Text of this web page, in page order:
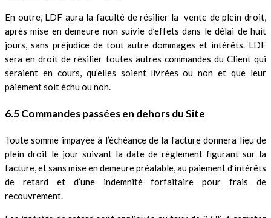
En outre, LDF aura la faculté de résilier la vente de plein droit,
après mise en demeure non suivie d’effets dans le délai de huit
jours, sans préjudice de tout autre dommages et intérêts. LDF
sera en droit de résilier toutes autres commandes du Client qui
seraient en cours, qu’elles soient livrées ou non et que leur
paiement soit échu ou non.
6.5 Commandes passées en dehors du Site
Toute somme impayée à l’échéance de la facture donnera lieu de
plein droit le jour suivant la date de règlement figurant sur la
facture, et sans mise en demeure préalable, au paiement d’intérêts
de retard et d’une indemnité forfaitaire pour frais de
recouvrement.